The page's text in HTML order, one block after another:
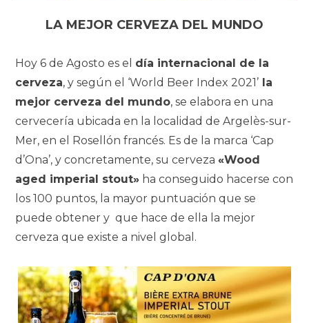
LA MEJOR CERVEZA DEL MUNDO
Hoy 6 de Agosto es el día internacional de la
cerveza, ysegún el ‘World Beer Index 2021’ la
mejor cerveza del mundo,se elabora en una
cervecería ubicada en la localidad de Argelès-sur-
Mer, en el Rosellón francés. Es de la marca ‘Cap
d’Ona’, y concretamente, su cerveza «Wood
aged imperial stout» ha conseguido hacerse con
los 100 puntos, la mayor puntuación que se
puede obtener y que hace de ella la mejor
cerveza que existe a nivel global.